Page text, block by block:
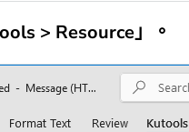
> Resource」。